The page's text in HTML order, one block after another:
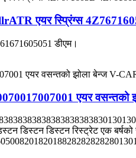
एयर स्प्रिंग्स
डीएम।
एयर वसन्तको
डिस्टन डिस्टन रिस्ट्रेट एक